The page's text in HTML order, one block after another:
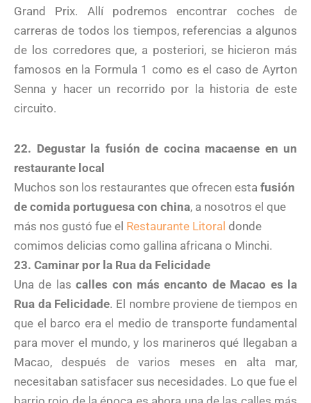
Grand Prix. Allí podremos encontrar coches de
carreras de todos los tiempos, referencias a algunos
de los corredores que, a posteriori, se hicieron más
famosos en la Formula 1 como es el caso de Ayrton
Senna y hacer un recorrido por la historia de este
circuito.
22. Degustar la fusión de cocina macaense en un
restaurante local
Muchos son los restaurantes que ofrecen esta fusión
de comida portuguesa con china, a nosotros el que
más nos gustó fue el Restaurante Litoral donde
comimos delicias como gallina africana o Minchi.
23. Caminar por la Rua da Felicidade
Una de lascalles con más encanto de Macao es la
Rua da Felicidade. El nombre proviene de tiempos en
que el barco era el medio de transporte fundamental
para mover el mundo, y los marineros qué llegaban a
Macao, después de varios meses en alta mar,
necesitaban satisfacer sus necesidades. Lo que fue el